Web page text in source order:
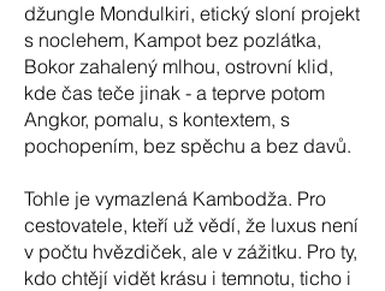
džungle Mondulkiri, etický sloní projekt
s noclehem, Kampot bez pozlátka,
Bokor zahalený mlhou, ostrovní klid,
kde čas teče jinak - a teprve potom
Angkor, pomalu, s kontextem, s
pochopením, bez spěchu a bez davů.
Tohle je vymazlená Kambodža. Pro
cestovatele, kteří už vědí, že luxus není
v počtu hvězdiček, ale v zážitku. Pro ty,
kdo chtějí vidět krásu i temnotu, ticho i